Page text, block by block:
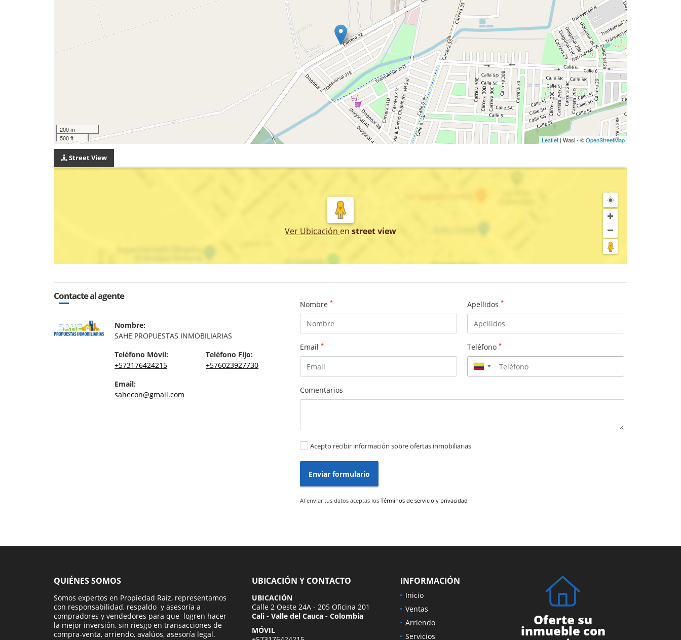
200 m
500 ft
Leaflet | Wasi - ©OpenStreetMap
Street View
Ver Ubicación en street view
Contacte al agente
Nombre:
SAHE PROPUESTAS INMOBILIARIAS
Teléfono Móvil:
+573176424215
Teléfono Fijo:
+576023927730
Email:
sahecon@gmail.com
Nombre * Apellidos *
Email * Teléfono *
▼
Comentarios
Acepto recibir información sobre ofertas inmobiliarias
Enviar formulario
Al enviar tus datos aceptas los Términos de servicio y privacidad
QUIÉNES SOMOS
Somos expertos en Propiedad Raíz, representamos
con responsabilidad, respaldo y asesoría a
compradores y vendedores para que logren hacer
la mejor inversión, sin riesgo en transacciones de
compra-venta, arriendo, avalúos, asesoría legal.
UBICACIÓN Y CONTACTO
UBICACIÓN
Calle 2 Oeste 24A - 205 Oficina 201
Cali - Valle del Cauca - Colombia
MÓVIL
INFORMACIÓN
Inicio
Ventas
Arriendo
Servicios
Oferte su
inmueble con